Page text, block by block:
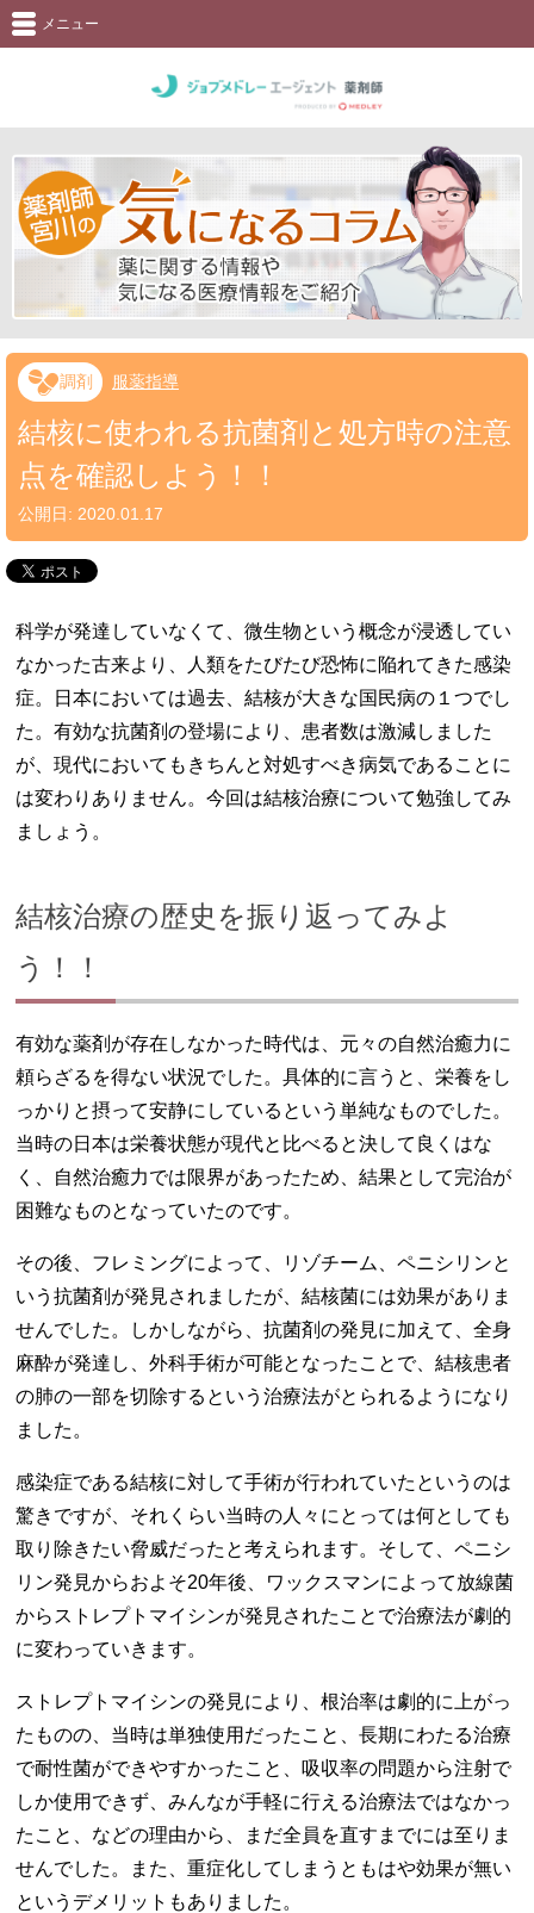
メニュー
調剤 服薬指導
結核に使われる抗菌剤と処方時の注意
点を確認しよう！！
公開日: 2020.01.17
科学が発達していなくて、微生物という概念が浸透してい
なかった古来より、人類をたびたび恐怖に陥れてきた感染
症。日本においては過去、結核が大きな国民病の１つでし
た。有効な抗菌剤の登場により、患者数は激減しました
が、現代においてもきちんと対処すべき病気であることに
は変わりありません。今回は結核治療について勉強してみ
ましょう。
結核治療の歴史を振り返ってみよ
う！！
有効な薬剤が存在しなかった時代は、元々の自然治癒力に
頼らざるを得ない状況でした。具体的に言うと、栄養をし
っかりと摂って安静にしているという単純なものでした。
当時の日本は栄養状態が現代と比べると決して良くはな
く、自然治癒力では限界があったため、結果として完治が
困難なものとなっていたのです。
その後、フレミングによって、リゾチーム、ペニシリンと
いう抗菌剤が発見されましたが、結核菌には効果がありま
せんでした。しかしながら、抗菌剤の発見に加えて、全身
麻酔が発達し、外科手術が可能となったことで、結核患者
の肺の一部を切除するという治療法がとられるようになり
ました。
感染症である結核に対して手術が行われていたというのは
驚きですが、それくらい当時の人々にとっては何としても
取り除きたい脅威だったと考えられます。そして、ペニシ
リン発見からおよそ20年後、ワックスマンによって放線菌
からストレプトマイシンが発見されたことで治療法が劇的
に変わっていきます。
ストレプトマイシンの発見により、根治率は劇的に上がっ
たものの、当時は単独使用だったこと、長期にわたる治療
で耐性菌ができやすかったこと、吸収率の問題から注射で
しか使用できず、みんなが手軽に行える治療法ではなかっ
たこと、などの理由から、まだ全員を直すまでには至りま
せんでした。また、重症化してしまうともはや効果が無い
というデメリットもありました。